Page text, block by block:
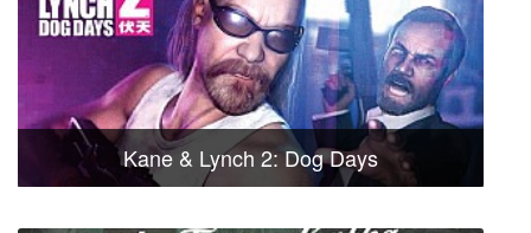
Kane & Lynch 2: Dog Days